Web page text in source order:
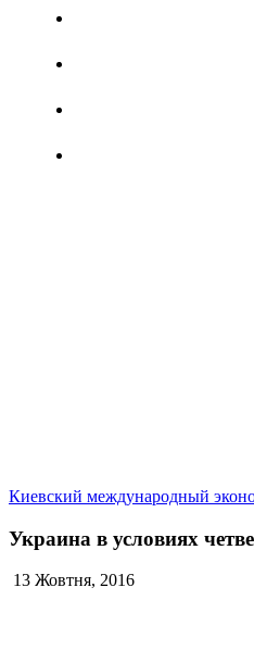
Киевский международный
Украина в условиях
13 Жовтня, 2016